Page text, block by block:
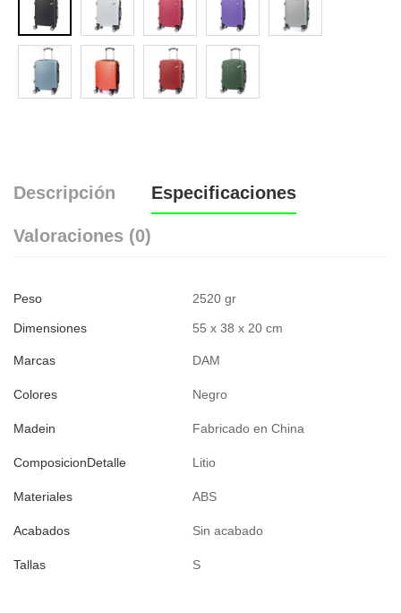
Descripción Especificaciones
Valoraciones (0)
Peso 2520 gr
Dimensiones 55 x 38 x 20 cm
Marcas DAM
Colores Negro
Madein Fabricado en China
ComposicionDetalle Litio
Materiales ABS
Acabados Sin acabado
Tallas S